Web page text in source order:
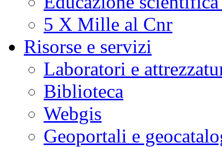
5 X Mille al Cnr
Risorse e servizi
Laboratori e
Biblioteca
Webgis
Geoportali e